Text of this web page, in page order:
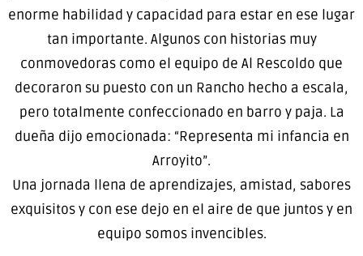
enorme habilidad y capacidad para estar en ese lugar
tan importante. Algunos con historias muy
conmovedoras como el equipo de Al Rescoldo que
decoraron su puesto con un Rancho hecho a escala,
pero totalmente confeccionado en barro y paja. La
dueña dijo emocionada: “Representa mi infancia en
Arroyito”.
Una jornada llena de aprendizajes, amistad, sabores
exquisitos y con ese dejo en el aire de que juntos y en
equipo somos invencibles.